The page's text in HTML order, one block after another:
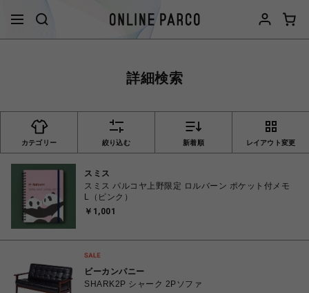
詳細検索
カテゴリー 絞り込む 新着順 レイアウト変更
スミス
スミス パルコヤ上野限定 ロルバーン ポケット付メモ
L（ピンク）
￥1,001
ビーカンパニー
SHARK2P シャーク 2Pソファ